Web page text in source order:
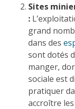
Sites
:
grand
dans des
sont dotés
manger,
sociale est
pratiquer
accroître